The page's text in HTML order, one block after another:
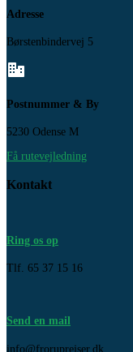
Adresse
Børstenbindervej 5
Postnummer & By
5230 Odense M
Få rutevejledning
Kontakt
Ring os op
Tlf. 65 37 15 16
Send en mail
info@froruprejser.dk